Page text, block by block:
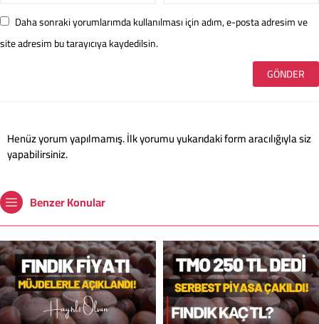
Daha sonraki yorumlarımda kullanılması için adım, e-posta adresim ve
site adresim bu tarayıcıya kaydedilsin.
Henüz yorum yapılmamış. İlk yorumu yukarıdaki form aracılığıyla siz
yapabilirsiniz.
Benzer Konular